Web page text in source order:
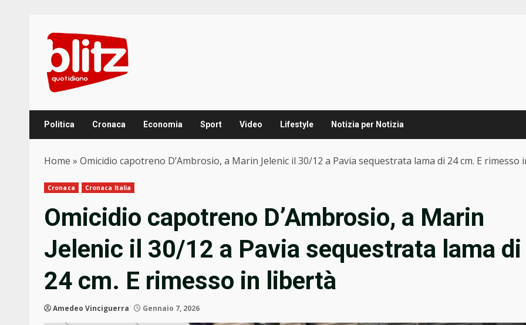
content
Politica Cronaca Economia Sport Video Lifestyle Notizia per Notizia
Home » Omicidio capotreno D’Ambrosio, a Marin Jelenic il 30/12 a Pavia sequestrata lama di 24 cm. E rimesso
Cronaca Cronaca Italia
Omicidio capotreno D’Ambrosio, a Marin
Jelenic il 30/12 a Pavia sequestrata lama di
24 cm. E rimesso in libertà
Amedeo Vinciguerra Gennaio 7, 2026